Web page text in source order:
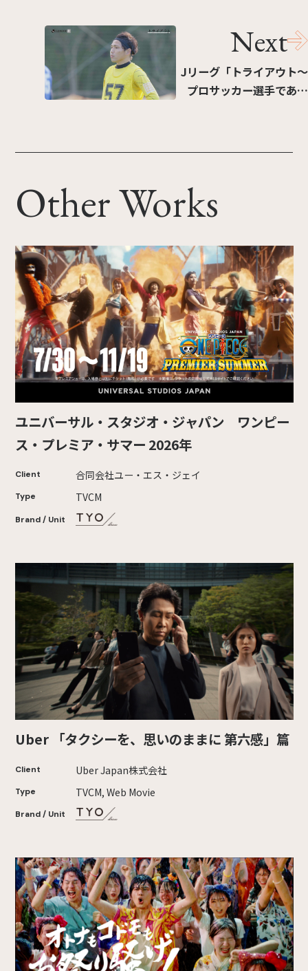
Next
Jリーグ「トライアウト～
プロサッカー選手である
Other Works
ユニバーサル・スタジオ・ジャパン ワンピー
ス・プレミア・サマー 2026年
Client 合同会社ユー・エス・ジェイ
Type TVCM
Brand / Unit
Uber 「タクシーを、思いのままに 第六感」篇
Client Uber Japan株式会社
Type TVCM, Web Movie
Brand / Unit